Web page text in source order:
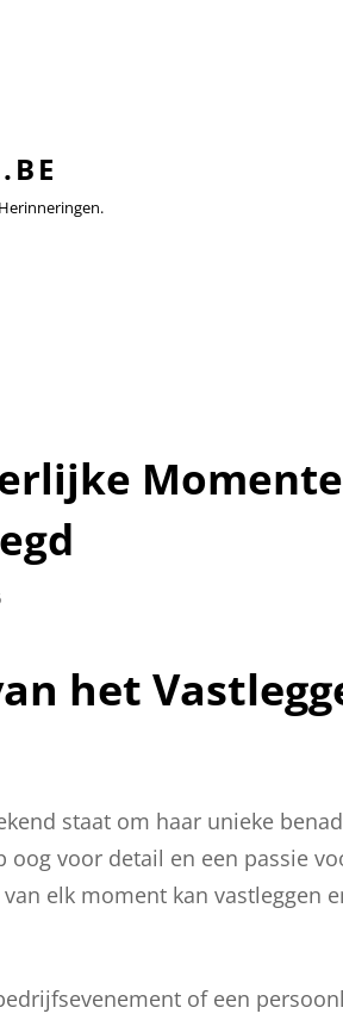
het
staat om haar unieke
oog voor detail en een passie
elk moment kan vastleggen
of een